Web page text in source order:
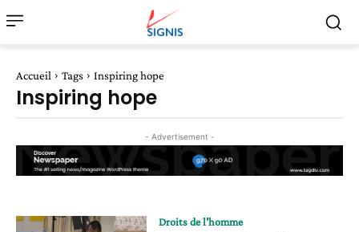
Accueil Tags Inspiring hope
Inspiring hope
- Advertisement -
Droits de l'homme